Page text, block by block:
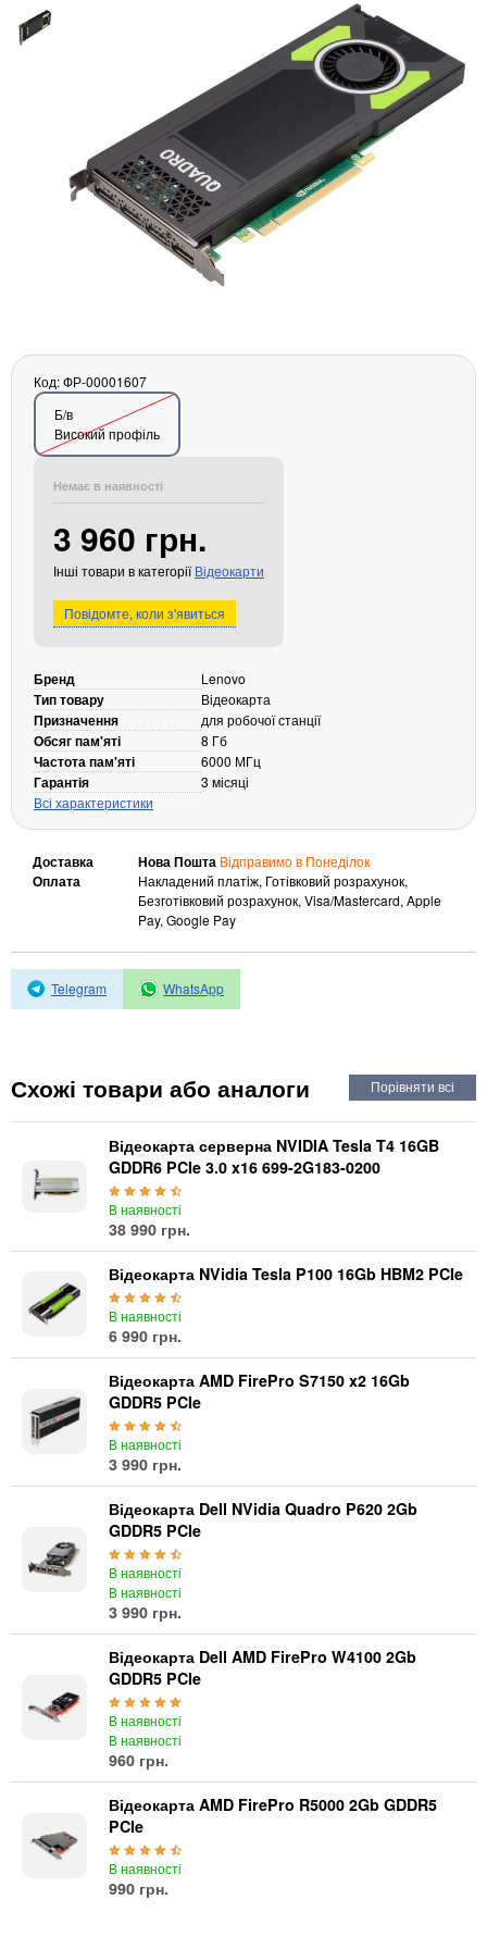
Жорсткі диски та SSD
Блоки живлення
Контролери RAID
Кулери та системи охолодження
Кошики та салазки для жорстких дисків
Мережеве обладнання
Маршрутизатори та комутатори
Мережеві карти
Wi-Fi і Bluetooth адаптери
Аксесуари
Хаби і кардридери
Фильтри та стабілізатори
Аксесуари для ноутбуків
Акумулятори
Зовнішні блоки живлення
Периферійні пристрої
Монітори
Відеоспостереження
Автоматичні вимикачі
Код: ФР-00001607
Б/в
Високий профіль
Немає в наявності
3 960 грн.
Інші товари в категоріїВідеокарти
Повідомте, коли з'явиться
Бренд Lenovo
Тип товару Відеокарта
Призначення для робочої станції
Обсяг пам'яті 8 Гб
Частота пам'яті 6000 МГц
Гарантія
3 місяці
Всі характеристики
Доставка Нова Пошта Відправимо в Понеділок
Оплата
Накладений платіж, Готівковий розрахунок,
Безготівковий розрахунок, Visa/Mastercard, Apple
Pay, Google Pay
Telegram WhatsApp
Схожі товари або аналоги
Відеокарта серверна NVIDIA Tesla T4 16GB
GDDR6 PCIe 3.0 x16 699-2G183-0200
В наявності
38 990 грн.
Відеокарта NVidia Tesla P100 16Gb HBM2 PCIe
В наявності
6 990 грн.
Відеокарта AMD FirePro S7150 x2 16Gb
GDDR5 PCIe
В наявності
3 990 грн.
Відеокарта Dell NVidia Quadro P620 2Gb
GDDR5 PCIe
В наявності
В наявності
3 990 грн.
Відеокарта Dell AMD FirePro W4100 2Gb
GDDR5 PCIe
В наявності
В наявності
960 грн.
Відеокарта AMD FirePro R5000 2Gb GDDR5
PCIe
В наявності
990 грн.